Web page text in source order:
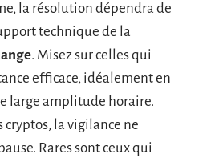
la résolution dépendra de
technique de la
. Misez sur celles qui
efficace, idéalement en
large amplitude horaire.
cryptos, la vigilance ne
Rares sont ceux qui